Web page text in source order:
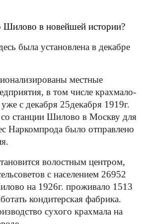
Шилово в новейшей истории?
была установлена в декабре
местные
в том числе крахмало-
с декабря 25декабря 1919г.
станции Шилово в Москву для
Наркомпрода было отправлено
волостным центром,
с населением 26952
на 1926г. проживало 1513
кондитерская фабрика.
сухого крахмала на